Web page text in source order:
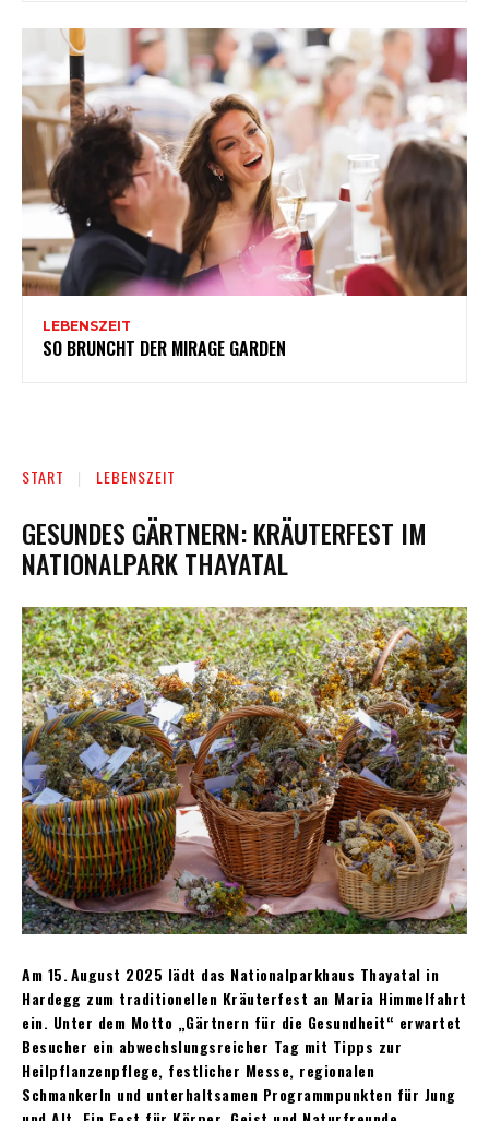
LEBENSZEIT
SO BRUNCHT DER MIRAGE GARDEN